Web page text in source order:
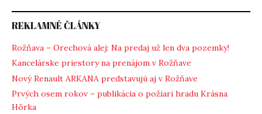
REKLAMNÉ ČLÁNKY
Rožňava – Orechová alej: Na predaj už len dva pozemky!
Kancelárske priestory na prenájom v Rožňave
Nový Renault ARKANA predstavujú aj v Rožňave
Prvých osem rokov – publikácia o požiari hradu Krásna
Hôrka